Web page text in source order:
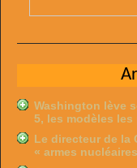
Washington lève
5, les modèles
Le directeur de la
« armes